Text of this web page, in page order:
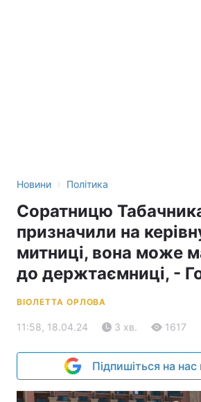
Новини › Політика
Соратницю
призначили на
митниці, вона може
до держтаємниці, -
ВІОЛЕТТА ОРЛОВА
11:58, 18.04.24 3 хв. 1617
Підпишіться на